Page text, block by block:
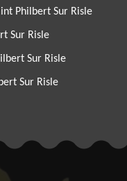
Philbert Sur Risle
Sur Risle
Sur Risle
Sur Risle